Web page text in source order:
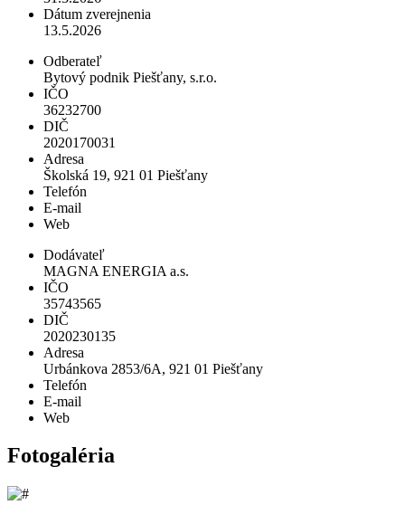
Dátum zverejnenia
13.5.2026
Odberateľ
Bytový podnik Piešťany, s.r.o.
IČO
36232700
DIČ
2020170031
Adresa
Školská 19, 921 01 Piešťany
Telefón
E-mail
Web
Dodávateľ
MAGNA ENERGIA a.s.
IČO
35743565
DIČ
2020230135
Adresa
Urbánkova 2853/6A, 921 01 Piešťany
Telefón
E-mail
Web
Fotogaléria